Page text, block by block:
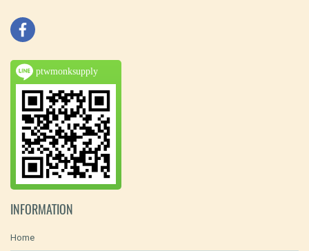
ptwmonksupply
INFORMATION
Home